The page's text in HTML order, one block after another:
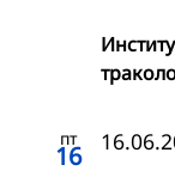
пт
16